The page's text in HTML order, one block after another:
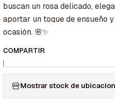
buscan un rosa delicado,
aportar un toque de ensueño
ocasión. 🌸✨
COMPARTIR
|
Mostrar stock de